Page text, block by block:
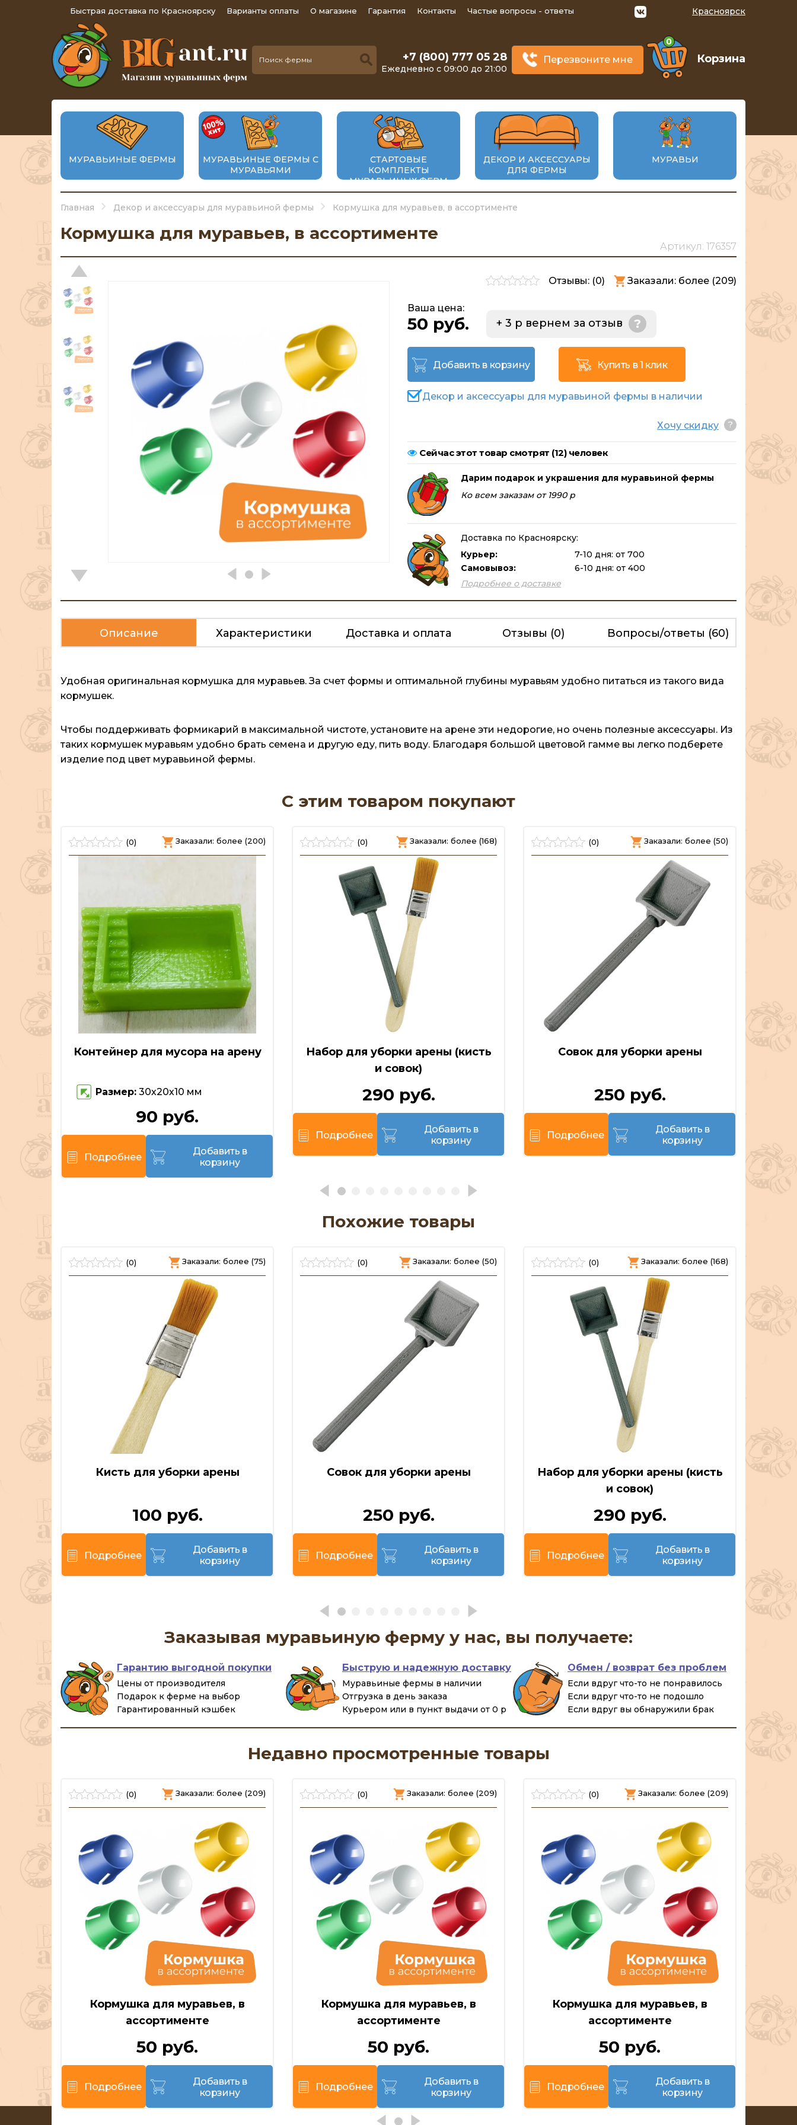
Быстрая доставка по Красноярску Варианты оплаты О магазине Гарантия Контакты Частые вопросы - ответы Красноярск
+7 (800) 777 05 28
Ежедневно с 09:00 до 21:00
Перезвоните мне Корзина
0
МУРАВЬИНЫЕ ФЕРМЫ
МУРАВЬИНЫЕ ФЕРМЫ С
МУРАВЬЯМИ
СТАРТОВЫЕ
КОМПЛЕКТЫ
МУРАВЬИНЫХ ФЕРМ
ДЕКОР И АКСЕССУАРЫ
ДЛЯ ФЕРМЫ
МУРАВЬИ
Главная Декор и аксессуары для муравьиной фермы Кормушка для муравьев, в ассортименте
Кормушка для муравьев, в ассортименте
Артикул: 176357
Отзывы: (0) Заказали: более (209)
Ваша цена:
50 руб. + 3 р вернем за отзыв ?
Добавить в корзину Купить в 1 клик
Декор и аксессуары для муравьиной фермы в наличии
Хочу скидку ?
Сейчас этот товар смотрят (12) человек
Дарим подарок и украшения для муравьиной фермы
Ко всем заказам от 1990 р
Доставка по Красноярску:
Курьер:
7-10 дня: от 700
Самовывоз:
6-10 дня: от 400
Подробнее о доставке
Описание Характеристики Доставка и оплата Отзывы (0) Вопросы/ответы (60)
Удобная оригинальная кормушка для муравьев. За счет формы и оптимальной глубины муравьям удобно питаться из такого вида
кормушек.
Чтобы поддерживать формикарий в максимальной чистоте, установите на арене эти недорогие, но очень полезные аксессуары. Из
таких кормушек муравьям удобно брать семена и другую еду, пить воду. Благодаря большой цветовой гамме вы легко подберете
изделие под цвет муравьиной фермы.
С этим товаром покупают
(0) Заказали: более (200)
Контейнер для мусора на арену
Размер: 30х20х10 мм
90 руб.
Подробнее
Добавить в
корзину
(0) Заказали: более (168)
Набор для уборки арены (кисть
и совок)
290 руб.
Подробнее
Добавить в
корзину
(0) Заказали: более (50)
Совок для уборки арены
250 руб.
Подробнее
Добавить в
корзину
Похожие товары
(0) Заказали: более (75)
Кисть для уборки арены
100 руб.
Подробнее
Добавить в
корзину
(0) Заказали: более (50)
Совок для уборки арены
250 руб.
Подробнее
Добавить в
корзину
(0) Заказали: более (168)
Набор для уборки арены (кисть
и совок)
290 руб.
Подробнее
Добавить в
корзину
Заказывая муравьиную ферму у нас, вы получаете:
Гарантию выгодной покупки
Цены от производителя
Подарок к ферме на выбор
Гарантированный кэшбек
Быструю и надежную доставку
Муравьиные фермы в наличии
Отгрузка в день заказа
Курьером или в пункт выдачи от 0 р
Обмен / возврат без проблем
Если вдруг что-то не понравилось
Если вдруг что-то не подошло
Если вдруг вы обнаружили брак
Недавно просмотренные товары
(0) Заказали: более (209)
Кормушка для муравьев, в
ассортименте
50 руб.
Подробнее
Добавить в
корзину
(0) Заказали: более (209)
Кормушка для муравьев, в
ассортименте
50 руб.
Подробнее
Добавить в
корзину
(0) Заказали: более (209)
Кормушка для муравьев, в
ассортименте
50 руб.
Подробнее
Добавить в
корзину